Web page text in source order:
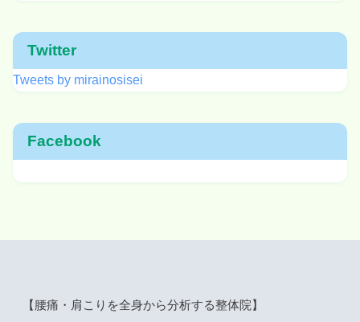
Twitter
Tweets by mirainosisei
Facebook
【腰痛・肩こりを全身から分析する整体院】